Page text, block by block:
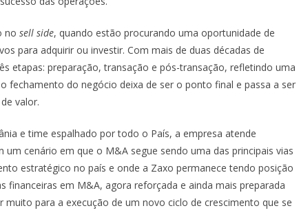
no sell side, quando estão procurando uma oportunidade de
para adquirir ou investir. Com mais de duas décadas de
etapas: preparação, transação e pós-transação, refletindo uma
fechamento do negócio deixa de ser o ponto final e passa a ser
valor.
e time espalhado por todo o País, a empresa atende
cenário em que o M&A segue sendo uma das principais vias
estratégico no país e onde a Zaxo permanece tendo posição
financeiras em M&A, agora reforçada e ainda mais preparada
para a execução de um novo ciclo de crescimento que se